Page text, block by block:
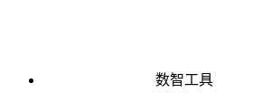
数智工具